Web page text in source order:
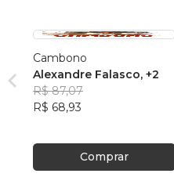
Cambono
Alexandre Falasco, +2
R$ 87,07
R$ 68,93
Comprar